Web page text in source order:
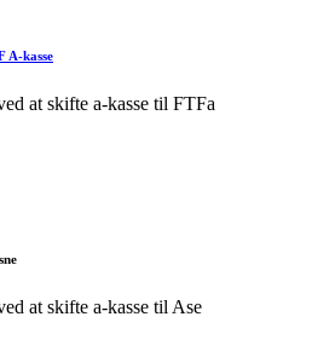
A-kasse
at skifte a-kasse til FTFa
at skifte a-kasse til Ase